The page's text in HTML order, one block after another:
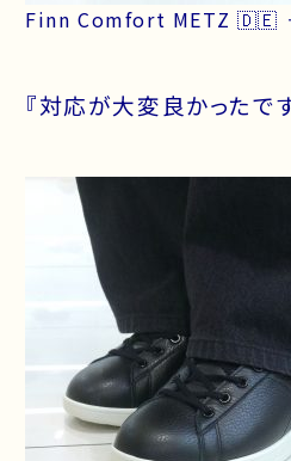
Finn Comfort METZ 🇩🇪
『対応が大変良かったです